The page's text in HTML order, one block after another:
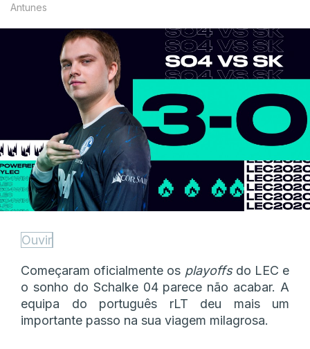
Antunes
Ouvir
Começaram oficialmente os playoffsdo LEC e
o sonho do Schalke 04 parece não acabar. A
equipa do português rLT deu mais um
importante passo na sua viagem milagrosa.